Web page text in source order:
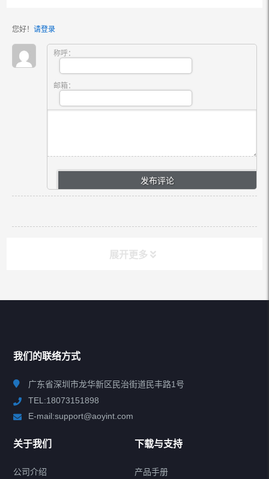
您好！ 请登录
称呼：
邮箱：
展开更多
所有分类
无线音频适配器
我们的联络方式
广东省深圳市龙华新区民治街道民丰路1号
TEL:18073151898
E-mail:support@aoyint.com
关于我们
公司介绍
下载与支持
产品手册